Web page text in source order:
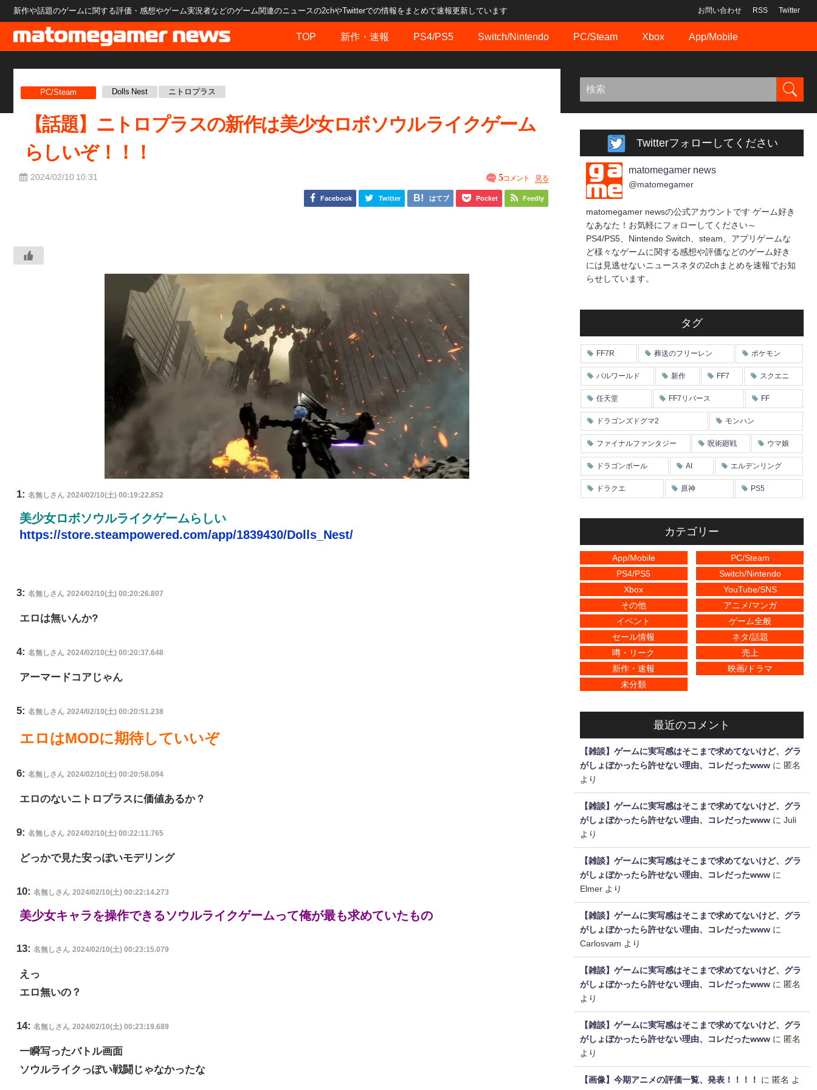
新作や話題のゲームに関する評価・感想やゲーム実況者などのゲーム関連のニュースの2chやTwitterでの情報をまとめて速報更新しています お問い合わせ RSS Twitter
TOP 新作・速報 PS4/PS5 Switch/Nintendo PC/Steam Xbox App/Mobile
PC/Steam Dolls Nest ニトロプラス
【話題】ニトロプラスの新作は美少女ロボソウルライクゲーム
らしいぞ！！！
2024/02/10 10:31 5コメント 見る
Facebook Twitter はてブ Pocket Feedly
1: 名無しさん 2024/02/10(土) 00:19:22.852
美少女ロボソウルライクゲームらしい
https://store.steampowered.com/app/1839430/Dolls_Nest/
3: 名無しさん 2024/02/10(土) 00:20:26.807
エロは無いんか?
4: 名無しさん 2024/02/10(土) 00:20:37.648
アーマードコアじゃん
5: 名無しさん 2024/02/10(土) 00:20:51.238
エロはMODに期待していいぞ
6: 名無しさん 2024/02/10(土) 00:20:58.094
エロのないニトロプラスに価値あるか？
9: 名無しさん 2024/02/10(土) 00:22:11.765
どっかで見た安っぽいモデリング
10: 名無しさん 2024/02/10(土) 00:22:14.273
美少女キャラを操作できるソウルライクゲームって俺が最も求めていたもの
13: 名無しさん 2024/02/10(土) 00:23:15.079
えっ
エロ無いの？
14: 名無しさん 2024/02/10(土) 00:23:19.689
一瞬写ったバトル画面
ソウルライクっぽい戦闘じゃなかったな
Twitterフォローしてください
matomegamer news
@matomegamer
matomegamer newsの公式アカウントです ゲーム好き
なあなた！お気軽にフォローしてください～
PS4/PS5、Nintendo Switch、steam、アプリゲームな
ど様々なゲームに関する感想や評価などのゲーム好き
には見逃せないニュースネタの2chまとめを速報でお知
らせしています。
タグ
FF7R 葬送のフリーレン ポケモン
パルワールド 新作 FF7 スクエニ
任天堂 FF7リバース FF
ドラゴンズドグマ2 モンハン
ファイナルファンタジー 呪術廻戦 ウマ娘
ドラゴンボール AI エルデンリング
ドラクエ 原神 PS5
カテゴリー
App/Mobile
PC/Steam
PS4/PS5
Switch/Nintendo
Xbox
YouTube/SNS
その他
アニメ/マンガ
イベント
ゲーム全般
セール情報
ネタ/話題
噂・リーク
売上
新作・速報
映画/ドラマ
未分類
最近のコメント
【雑談】ゲームに実写感はそこまで求めてないけど、グラ
がしょぼかったら許せない理由、コレだったwww に 匿名
より
【雑談】ゲームに実写感はそこまで求めてないけど、グラ
がしょぼかったら許せない理由、コレだったwww に Juli
より
【雑談】ゲームに実写感はそこまで求めてないけど、グラ
がしょぼかったら許せない理由、コレだったwww に
Elmer より
【雑談】ゲームに実写感はそこまで求めてないけど、グラ
がしょぼかったら許せない理由、コレだったwww に
Carlosvam より
【雑談】ゲームに実写感はそこまで求めてないけど、グラ
がしょぼかったら許せない理由、コレだったwww に 匿名
より
【雑談】ゲームに実写感はそこまで求めてないけど、グラ
がしょぼかったら許せない理由、コレだったwww に 匿名
より
【画像】今期アニメの評価一覧、発表！！！！ に 匿名 よ